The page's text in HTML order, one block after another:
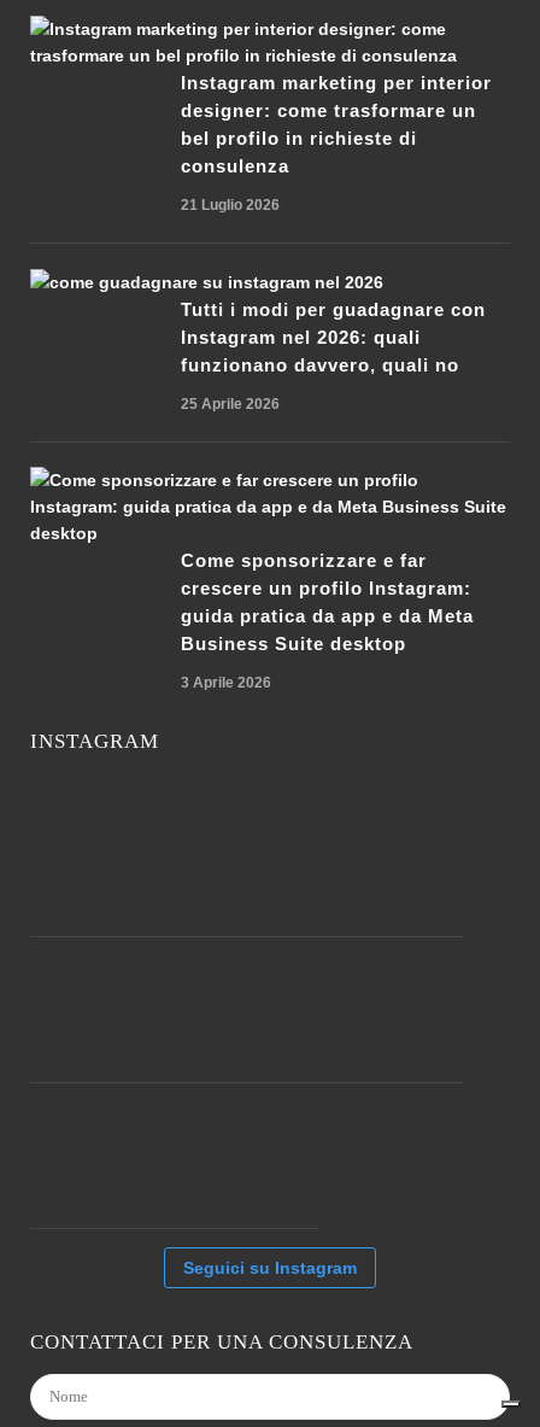
Instagram marketing per interior
designer: come trasformare un
bel profilo in richieste di
consulenza
21 Luglio 2026
Tutti i modi per guadagnare con
Instagram nel 2026: quali
funzionano davvero, quali no
25 Aprile 2026
Come sponsorizzare e far
crescere un profilo Instagram:
guida pratica da app e da Meta
Business Suite desktop
3 Aprile 2026
INSTAGRAM
Seguici su Instagram
CONTATTACI PER UNA CONSULENZA